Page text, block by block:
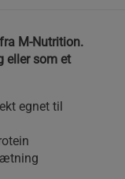
M-Nutrition.
eller som et
egnet til